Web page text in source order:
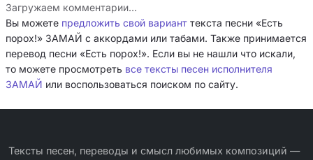
Загружаем комментарии…
Вы можете предложить свой вариант текста песни «Есть
порох!» ЗАМАЙ с аккордами или табами. Также принимается
перевод песни «Есть порох!». Если вы не нашли что искали,
то можете просмотреть все тексты песен исполнителя
ЗАМАЙ или воспользоваться поиском по сайту.
Тексты песен, переводы и смысл любимых композиций —